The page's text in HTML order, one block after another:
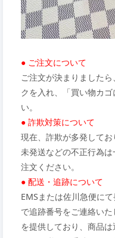
● ご注文について
ご注文が決まりました
クを入れ、「買い物カ
い。
● 詐欺対策について
現在、詐欺が多発して
未発送などの不正行為
注文ください。
● 配送・追跡について
EMSまたは佐川急便に
で追跡番号をご連絡い
を提供しており、商品